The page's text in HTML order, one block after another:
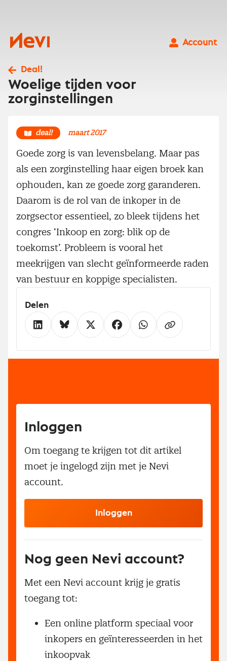
Nevi
Account
Deal!
Woelige tijden voor
zorginstellingen
deal! maart 2017
Goede zorg is van levensbelang. Maar pas
als een zorginstelling haar eigen broek kan
ophouden, kan ze goede zorg garanderen.
Daarom is de rol van de inkoper in de
zorgsector essentieel, zo bleek tijdens het
congres ‘Inkoop en zorg: blik op de
toekomst’. Probleem is vooral het
meekrijgen van slecht geïnformeerde raden
van bestuur en koppige specialisten.
Delen
Inloggen
Om toegang te krijgen tot dit artikel
moet je ingelogd zijn met je Nevi
account.
Inloggen
Nog geen Nevi account?
Met een Nevi account krijg je gratis
toegang tot:
Een online platform speciaal voor
inkopers en geïnteresseerden in het
inkoopvak